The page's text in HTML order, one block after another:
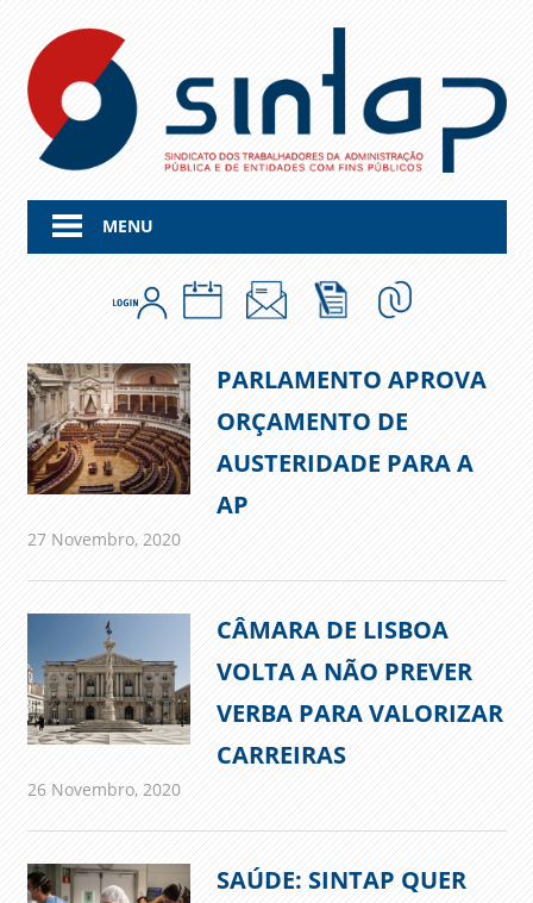
content
MENU
PARLAMENTO APROVA
ORÇAMENTO DE
AUSTERIDADE PARA A
AP
27 Novembro, 2020admin
Comunicados
CÂMARA DE LISBOA
VOLTA A NÃO PREVER
VERBA PARA VALORIZAR
CARREIRAS
26 Novembro, 2020admin
Comunicados
SAÚDE: SINTAP QUER